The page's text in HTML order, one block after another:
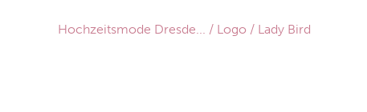
Hochzeitsmode Dresde... Logo Lady Bird